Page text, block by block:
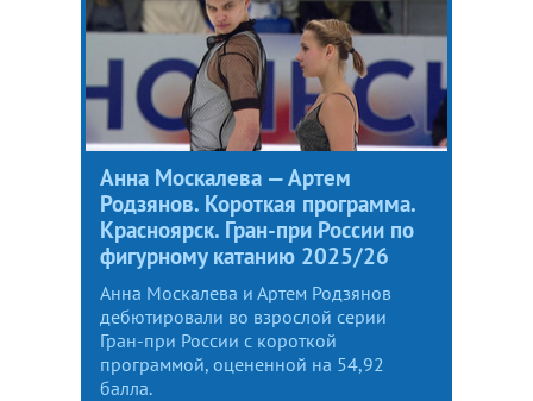
Анна Москалева — Артем
Родзянов. Короткая программа.
Красноярск. Гран-при России по
фигурному катанию 2025/26
Анна Москалева и Артем Родзянов
дебютировали во взрослой серии
Гран-при России с короткой
программой, оцененной на 54,92
балла.